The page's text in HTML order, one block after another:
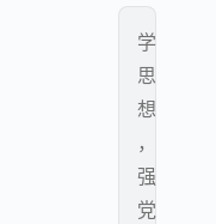
学
思
想
，
强
党